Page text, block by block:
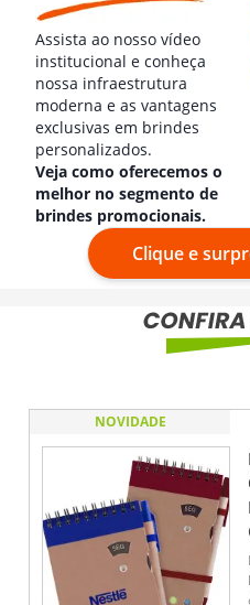
Assista ao nosso vídeo
institucional e conheça
nossa infraestrutura
moderna e as vantagens
exclusivas em brindes
personalizados.
Veja como oferecemos o
melhor no segmento de
brindes promocionais.
Clique e
NOVIDADE